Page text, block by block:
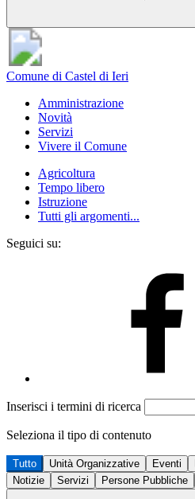
Comune di Castel di Ieri
Amministrazione
Novità
Servizi
Vivere il Comune
Agricoltura
Tempo libero
Istruzione
Tutti gli argomenti...
Seguici su:
Inserisci i termini di ricerca
Seleziona il tipo di contenuto
Tutto Unità Organizzative Eventi
Notizie
Servizi Persone Pubbliche